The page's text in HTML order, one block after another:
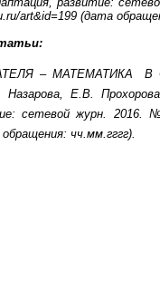
art&id=199 (дата
– МАТЕМАТИКА
Е.В.
сетевой журн.
чч.мм.гггг).